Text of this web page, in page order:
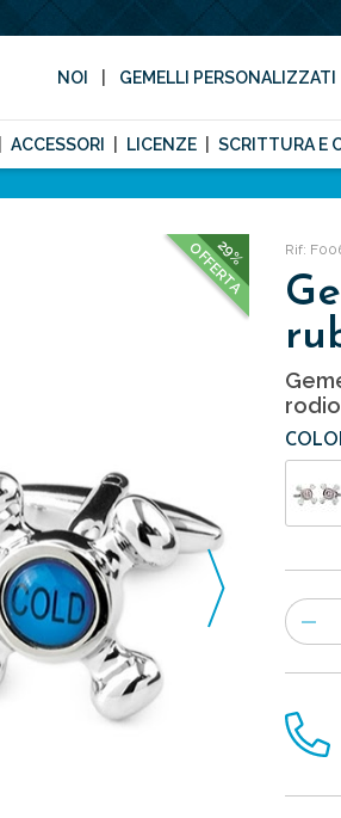
NOI GEMELLI PERSONALIZZATI
ACCESSORI LICENZE SCRITTURA E
29%
OFFERTA Rif:
Numero
di
articoli